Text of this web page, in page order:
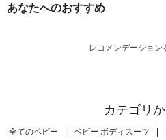
あなたへのおすすめ
レコメンデーション
カテゴリ
全てのベビー | ベビー ボディスーツ |